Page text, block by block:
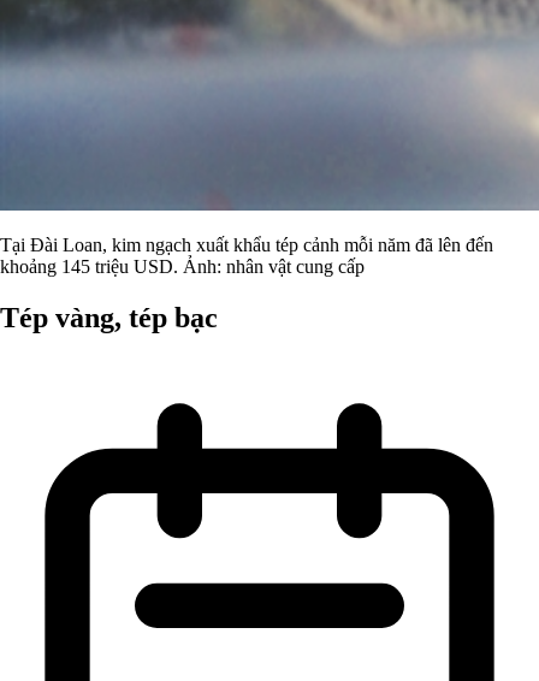
Tại Đài Loan, kim ngạch xuất khẩu tép cảnh mỗi năm đã lên đến
khoảng 145 triệu USD. Ảnh: nhân vật cung cấp
Tép vàng, tép bạc